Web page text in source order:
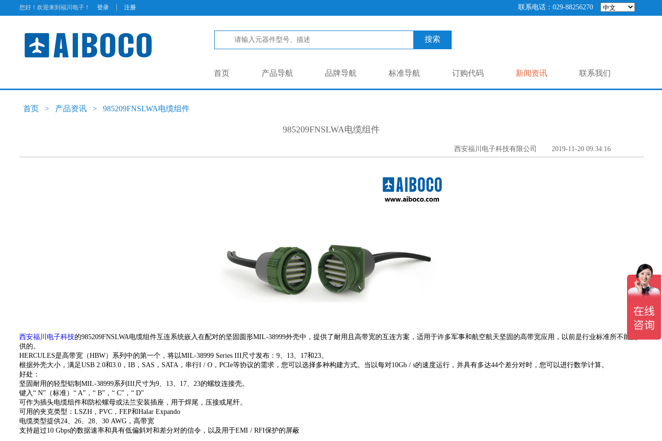
您好！欢迎来到福川电子！ 登录 | 注册 联系电话：029-88256270
搜索
联系我们
新闻资讯
订购代码
标准导航
品牌导航
产品导航
首页
首页 > 产品资讯 > 985209FNSLWA电缆组件
985209FNSLWA电缆组件
西安福川电子科技有限公司 2019-11-20 09:34:16
西安福川电子科技的985209FNSLWA电缆组件互连系统嵌入在配对的坚固圆形MIL-38999外壳中，提供了耐用且高带宽的互连方案，适用于许多军事和航空航天坚固的高带宽应用，以前是行业标准所不能提
供的。
HERCULES是高带宽（HBW）系列中的第一个，将以MIL-38999 Series III尺寸发布：9、13、17和23。
根据外壳大小，满足USB 2.0和3.0，IB，SAS，SATA，串行I / O，PCIe等协议的需求，您可以选择多种构建方式。当以每对10Gb / s的速度运行，并具有多达44个差分对时，您可以进行数学计算。
好处：
坚固耐用的轻型铝制MIL-38999系列III尺寸为9、13、17、23的螺纹连接壳。
键入“ N”（标准）“ A”，“ B”，“ C”，“ D”
可作为插头电缆组件和防松螺母或法兰安装插座，用于焊尾，压接或尾纤。
可用的夹克类型：LSZH，PVC，FEP和Halar Expando
电缆类型提供24、26、28、30 AWG，高带宽
支持超过10 Gbps的数据速率和具有低偏斜对和差分对的信令，以及用于EMI / RFI保护的屏蔽